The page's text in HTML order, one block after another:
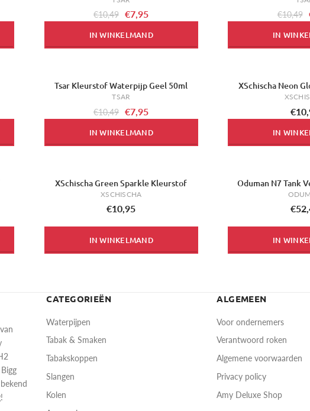
€10,49 €7,95
IN WINKELMAND
€10,49
IN
-24%
Tsar Kleurstof Waterpijp Geel 50ml
TSAR
€10,49 €7,95
IN WINKELMAND
XSchischa Neon
IN
XSchischa Green Sparkle Kleurstof
XSCHISCHA
€10,95
IN WINKELMAND
Oduman N7 Tank
IN
CATEGORIEËN
Waterpijpen
Tabak & Smaken
Tabakskoppen
Slangen
Kolen
ALGEMEEN
Voor ondernemers
Verantwoord roken
Algemene voorwaarden
Privacy policy
Amy Deluxe Shop